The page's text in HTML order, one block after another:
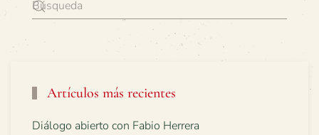
Artículos más recientes
Diálogo abierto con Fabio Herrera